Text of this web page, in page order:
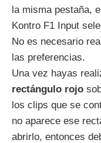
la misma pestaña,
Kontro F1 Input
No es necesario
las preferencias.
Una vez hayas
rectángulo rojo
los clips que se
no aparece ese
abrirlo, entonces